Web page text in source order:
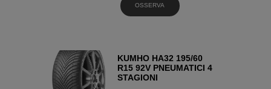
OSSERVA
KUMHO HA32 195/60
R15 92V PNEUMATICI 4
STAGIONI